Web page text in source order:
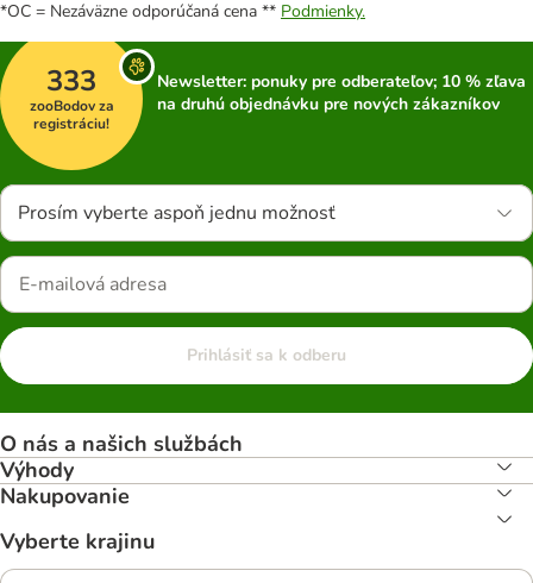
*OC = Nezáväzne odporúčaná cena ** Podmienky.
333
zooBodov za
registráciu!
Newsletter: ponuky pre odberateľov; 10 % zľava
na druhú objednávku pre nových zákazníkov
Prosím vyberte aspoň jednu možnosť
Prihlásiť sa k odberu
O nás a našich službách
Výhody
Nakupovanie
Vyberte krajinu